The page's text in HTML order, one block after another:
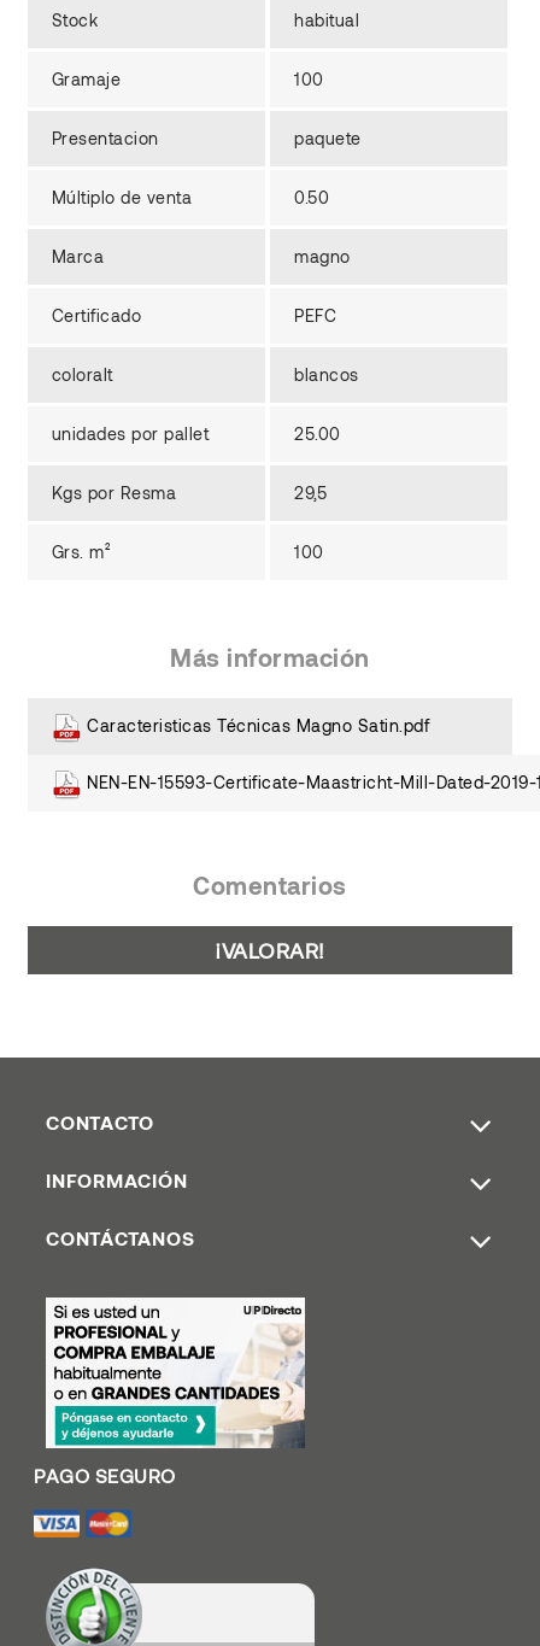
Stock habitual
Gramaje 100
Presentacion paquete
Múltiplo de venta 0.50
Marca magno
Certificado PEFC
coloralt blancos
unidades por pallet 25.00
Kgs por Resma 29,5
Grs. m² 100
Más información
Caracteristicas Técnicas Magno Satin.pdf
NEN-EN-15593-Certificate-Maastricht-Mill-Dated-
Comentarios
¡VALORAR!
CONTACTO
INFORMACIÓN
CONTÁCTANOS